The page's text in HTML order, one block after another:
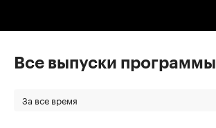
Все выпуски программы
За все время